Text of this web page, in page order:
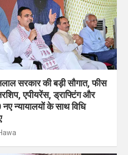
सरकार की बड़ी सौगात, फीस
एपीयरेंस, ड्राफ्टिंग और
न्यायालयों के साथ विधि